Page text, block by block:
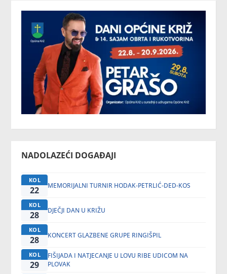
NADOLAZEĆI DOGAĐAJI
KOL
22 MEMORIJALNI TURNIR HODAK-PETRLIĆ-DED-KOS
KOL
28 DJEČJI DAN U KRIŽU
KOL
28 KONCERT GLAZBENE GRUPE RINGIŠPIL
KOL
29
FIŠIJADA I NATJECANJE U LOVU RIBE UDICOM NA
PLOVAK